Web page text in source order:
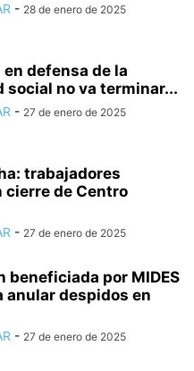
- 28 de enero de 2025
en defensa de la
social no va terminar...
- 27 de enero de 2025
trabajadores
cierre de Centro
- 27 de enero de 2025
beneficiada por MIDES
anular despidos en
- 27 de enero de 2025